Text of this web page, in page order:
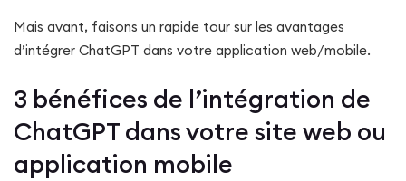
Mais avant, faisons un rapide tour sur les avantages
d’intégrer ChatGPT dans votre application web/mobile.
3 bénéfices de l’intégration de
ChatGPT dans votre site web ou
application mobile